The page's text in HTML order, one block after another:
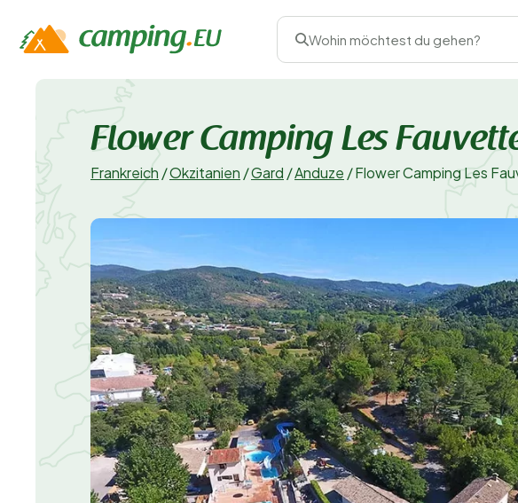
Wohin möchtest du gehen?
Flower Camping Les
Frankreich /Okzitanien /Gard /Anduze /Flower Camping Les